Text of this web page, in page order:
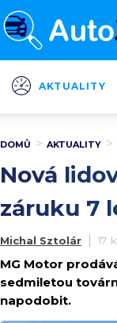
AKTUALITY
DOMŮ AKTUALITY
Nová
záruku 7
Michal Sztolár 17.
MG Motor
sedmiletou
napodobit.